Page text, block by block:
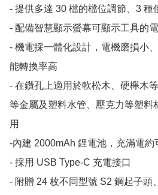
- 提供多達 30 檔的檔位調節、3 種
- 配備智慧顯示螢幕可顯示工具的
- 機電採一體化設計，電機磨損小
能轉換率高
- 在鑽孔上適用於軟松木、硬櫸木
等金屬及塑料水管、壓克力等塑料
用
-內建 2000mAh 鋰電池，充滿電約
- 採用 USB Type-C 充電接口
- 附贈 24 枚不同型號 S2 鋼起子頭